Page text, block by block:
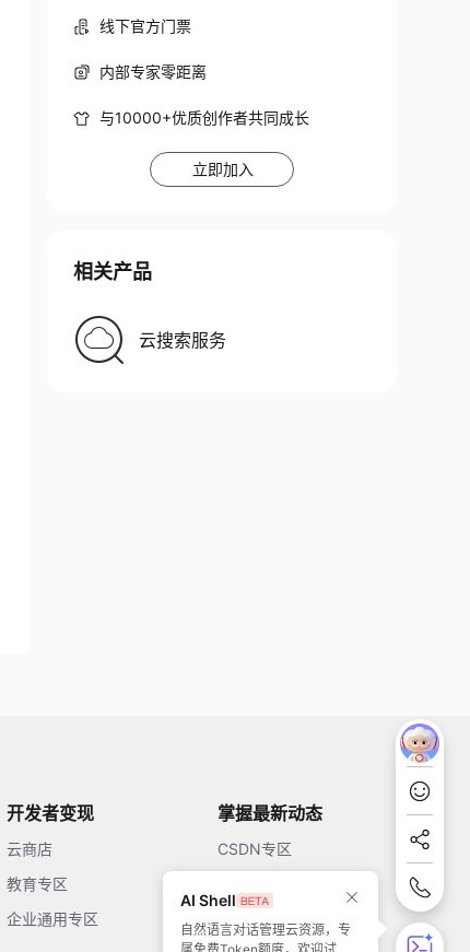
线下官方门票
内部专家零距离
与10000+优质创作者共同成长
立即加入
相关产品
云搜索服务
AI Shell
自然语言对话管理云资源，专
开发者变现
云商店
教育专区
企业通用专区
掌握最新动态
CSDN专区
开源中国